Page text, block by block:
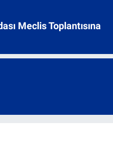
Meclis Toplantısına